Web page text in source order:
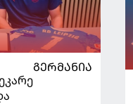
ᲒᲔᲠᲛᲐᲜᲘᲐ